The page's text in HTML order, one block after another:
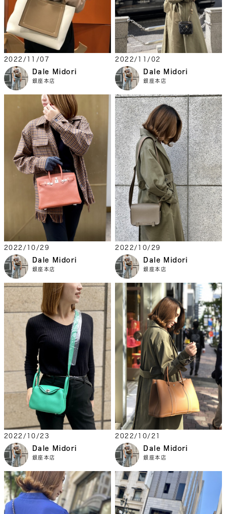
2022/11/07
Dale Midori
銀座本店
2022/11/02
Dale Midori
銀座本店
2022/10/29
Dale Midori
銀座本店
2022/10/29
Dale Midori
銀座本店
2022/10/23
Dale Midori
銀座本店
2022/10/21
Dale Midori
銀座本店